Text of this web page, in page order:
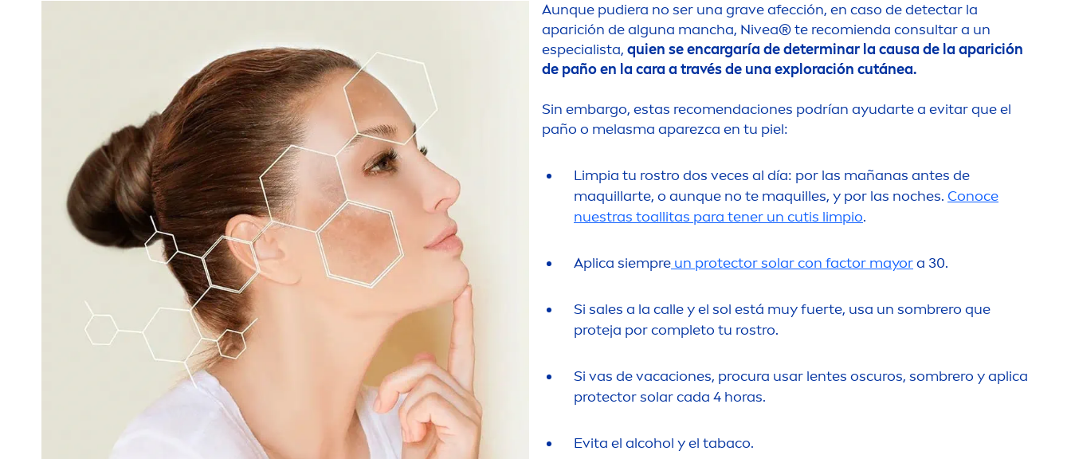
Aunque pudiera no ser una grave afección, en caso de detectar la
aparición de alguna mancha, Nivea® te recomienda consultar a un
especialista, quien se encargaría de determinar la causa de la aparición
de paño en la cara a través de una exploración cutánea.
Sin embargo, estas recomendaciones podrían ayudarte a evitar que el
paño o melasma aparezca en tu piel:
Limpia tu rostro dos veces al día: por las mañanas antes de
maquillarte, o aunque no te maquilles, y por las noches. Conoce
nuestras toallitas para tener un cutis limpio.
Aplica siempre un protector solar con factor mayora 30.
Si sales a la calle y el sol está muy fuerte, usa un sombrero que
proteja por completo tu rostro.
Si vas de vacaciones, procura usar lentes oscuros, sombrero y aplica
protector solar cada 4 horas.
Evita el alcohol y el tabaco.